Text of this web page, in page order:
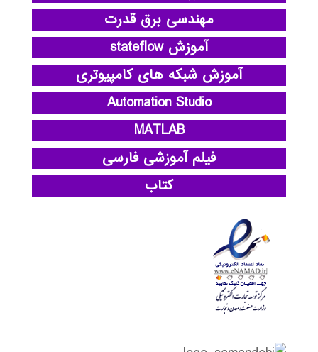
مهندسی برق قدرت
آموزش stateflow
آموزش شبکه های کامپیوتری
Automation Studio
MATLAB
فیلم آموزشی فارسی
کتاب